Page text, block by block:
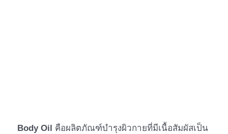
Body Oil
คือผลิตภัณฑ์บำรุงผิวกายที่มีเนื้อสัมผัสเป็น